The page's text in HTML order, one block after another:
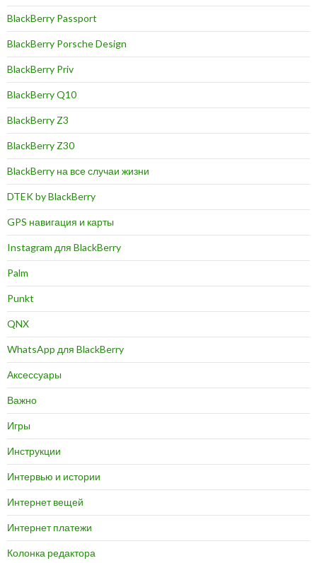
BlackBerry Passport
BlackBerry Porsche Design
BlackBerry Priv
BlackBerry Q10
BlackBerry Z3
BlackBerry Z30
BlackBerry на все случаи жизни
DTEK by BlackBerry
GPS навигация и карты
Instagram для BlackBerry
Palm
Punkt
QNX
WhatsApp для BlackBerry
Аксессуары
Важно
Игры
Инструкции
Интервью и истории
Интернет вещей
Интернет платежи
Колонка редактора